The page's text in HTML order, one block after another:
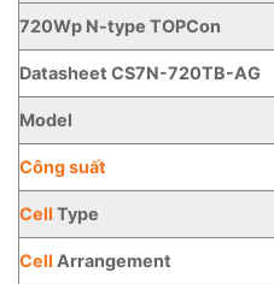
720Wp N-type TOPCon
Datasheet CS7N-720TB-AG
Model
Công suất
Cell Type
Cell Arrangement